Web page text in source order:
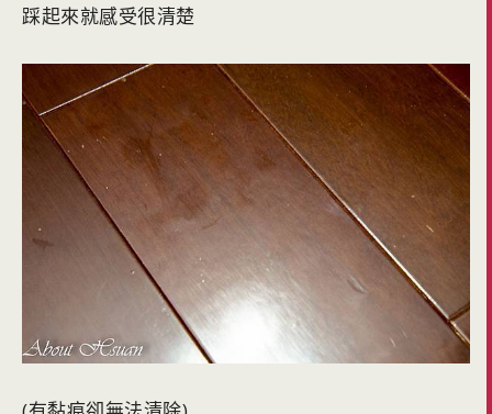
踩起來就感受很清楚